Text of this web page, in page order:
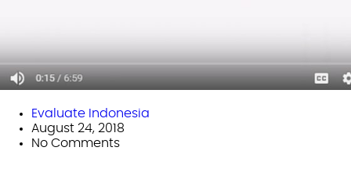
Evaluate Indonesia
August 24, 2018
No Comments